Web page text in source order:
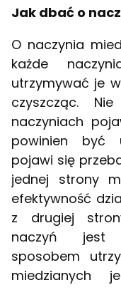
Jak dbać o
O naczynia
każde
utrzymywać je
czyszcząc.
naczyniach
powinien być
pojawi się
jednej strony
efektywność
z drugiej
naczyń jest
sposobem
miedzianych